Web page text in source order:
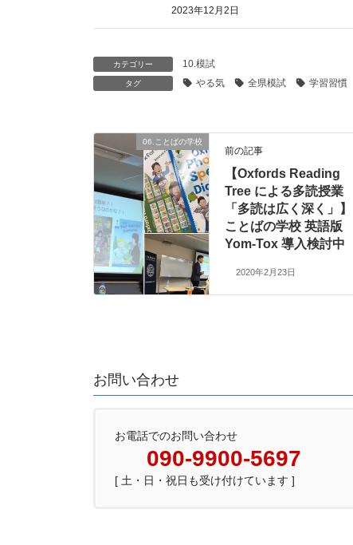
2023年12月2日
カテゴリー 10.模試
タグ やる気 全県模試 学習習慣
06.ことばの学校
前の記事
【Oxfords Reading
Tree による多読授業
「多読は広く深く」】
ことばの学校 英語版
Yom-Tox 導入検討中
2020年2月23日
お問い合わせ
お電話でのお問い合わせ
090-9900-5697
[ 土・日・祝日も受け付けています ]